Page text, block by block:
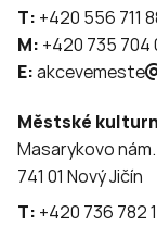
T: +420 556 711
M: +420 735 704
E:akcevemeste
Městské
Masarykovo
741 01 Nový Jičín
T: +420 736 782